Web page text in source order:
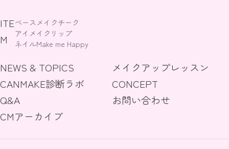
ITE
M
ベースメイクチーク
アイメイク リップ
ネイルMake me Happy
NEWS & TOPICS
メイクアップレッスン
CANMAKE診断ラボ
CONCEPT
Q&A
お問い合わせ
CMアーカイブ